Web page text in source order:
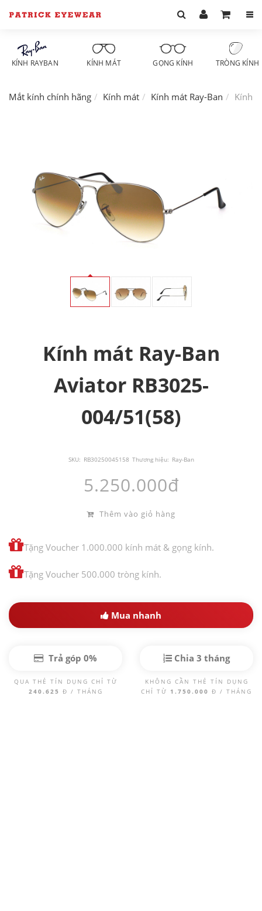
KÍNH RAYBAN KÍNH MÁT GỌNG KÍNH TRÒNG KÍNH
Mắt kính chính hãng Kính mát Kính mát Ray-Ban Kính
Kính mát Ray-Ban
Aviator RB3025-
004/51(58)
SKU: RB30250045158 Thương hiệu: Ray-Ban
5.250.000đ
Thêm vào giỏ hàng
Tặng Voucher 1.000.000 kính mát & gọng kính.
Tặng Voucher 500.000 tròng kính.
Mua nhanh
Trả góp 0%
QUA THẺ TÍN DỤNG CHỈ TỪ
240.625 Đ / THÁNG
Chia 3 tháng
KHÔNG CẦN THẺ TÍN DỤNG
CHỈ TỪ 1.750.000 Đ / THÁNG